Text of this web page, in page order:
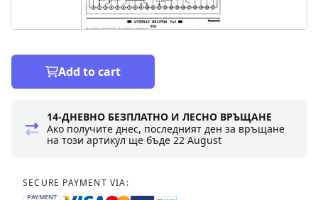
Add to cart
14-ДНЕВНО БЕЗПЛАТНО И ЛЕСНО ВРЪЩАНЕ
Ако получите днес, последният ден за връщане
на този артикул ще бъде22 August
SECURE PAYMENT VIA:
PAYMENT